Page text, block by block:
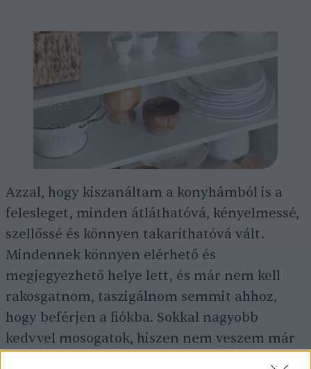
Azzal, hogy kiszanáltam a konyhámból is a
felesleget, minden átláthatóvá, kényelmessé,
szellőssé és könnyen takaríthatóvá vált.
Mindennek könnyen elérhető és
megjegyezhető helye lett, és már nem kell
rakosgatnom, taszigálnom semmit ahhoz,
hogy beférjen a fiókba. Sokkal nagyobb
kedvvel mosogatok, hiszen nem veszem már